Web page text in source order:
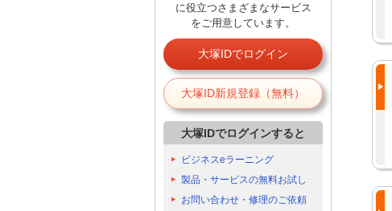
に役立つさまざまなサービス
をご用意しています。
大塚IDでログイン
大塚ID新規登録（無料）
大塚IDでログインすると
ビジネスeラーニング
製品・サービスの無料お試し
お問い合わせ・修理のご依頼